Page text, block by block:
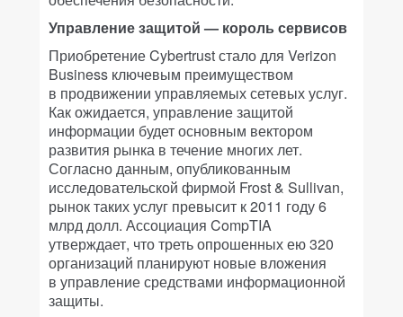
Управление защитой — король сервисов
Приобретение Cybertrust стало для Verizon
Business ключевым преимуществом
в продвижении управляемых сетевых услуг.
Как ожидается, управление защитой
информации будет основным вектором
развития рынка в течение многих лет.
Согласно данным, опубликованным
исследовательской фирмой Frost & Sullivan,
рынок таких услуг превысит к 2011 году 6
млрд долл. Ассоциация CompTIA
утверждает, что треть опрошенных ею 320
организаций планируют новые вложения
в управление средствами информационной
защиты.